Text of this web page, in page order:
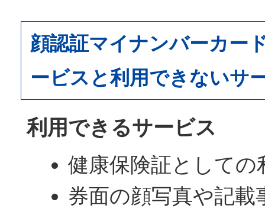
顔認証マイナンバーカー
ービスと利用できないサ
利用できるサービス
健康保険証としての
券面の顔写真や記載